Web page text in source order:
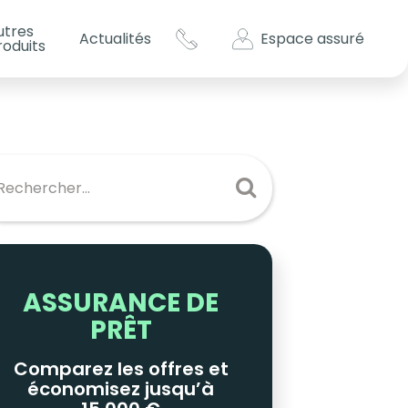
?
Actualités Espace assuré
ASSURANCE DE
PRÊT
Comparez les offres et
économisez jusqu’à